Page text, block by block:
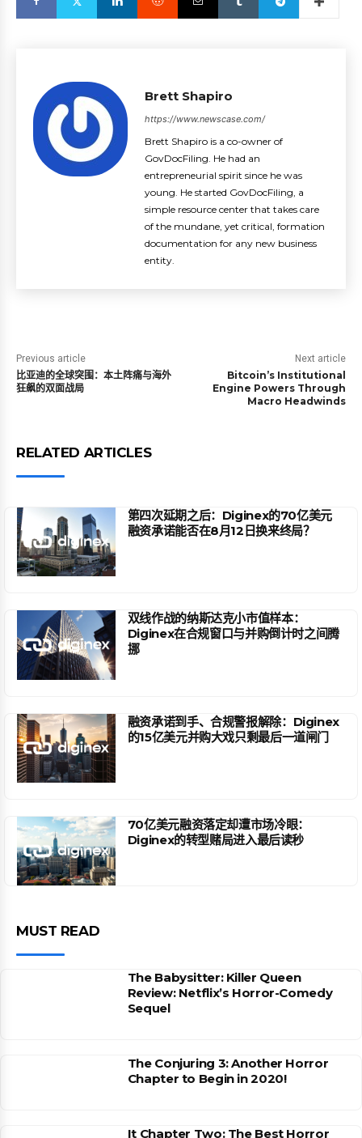
Brett Shapiro
https://www.newscase.com/
Brett Shapiro is a co-owner of
GovDocFiling. He had an
entrepreneurial spirit since he was
young. He started GovDocFiling, a
simple resource center that takes care
of the mundane, yet critical, formation
documentation for any new business
entity.
Previous article
比亚迪的全球突围：本土阵痛与海外
狂飙的双面战局
Next article
Bitcoin’s Institutional
Engine Powers Through
Macro Headwinds
RELATED ARTICLES
第四次延期之后：Diginex的70亿美元
融资承诺能否在8月12日换来终局？
双线作战的纳斯达克小市值样本：
Diginex在合规窗口与并购倒计时之间腾
挪
融资承诺到手、合规警报解除：Diginex
的15亿美元并购大戏只剩最后一道闸门
70亿美元融资落定却遭市场冷眼：
Diginex的转型赌局进入最后读秒
MUST READ
The Babysitter: Killer Queen
Review: Netflix’s Horror-Comedy
Sequel
The Conjuring 3: Another Horror
Chapter to Begin in 2020!
It Chapter Two: The Best Horror